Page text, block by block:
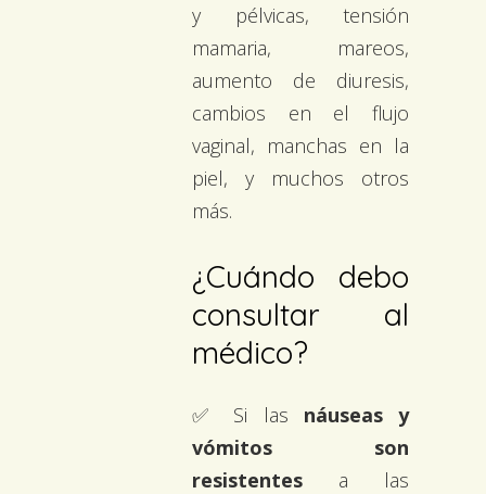
y pélvicas, tensión
mamaria, mareos,
aumento de diuresis,
cambios en el flujo
vaginal, manchas en la
piel, y muchos otros
más.
¿Cuándo debo
consultar al
médico?
✅ Si las náuseas y
vómitos son
resistentes a las